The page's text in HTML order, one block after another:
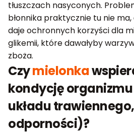
tłuszczach nasyconych.
błonnika praktycznie tu nie
daje ochronnych korzyści dla
glikemii, które dawałyby
zboża.
Czymielonka
kondycję
układu trawiennego,
odporności)?